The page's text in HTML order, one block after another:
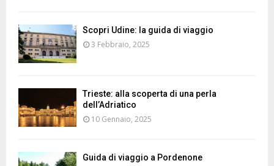
Scopri Udine: la guida di viaggio
3 Febbraio, 2025
Trieste: alla scoperta di una perla
dell’Adriatico
10 Gennaio, 2025
Guida di viaggio a Pordenone